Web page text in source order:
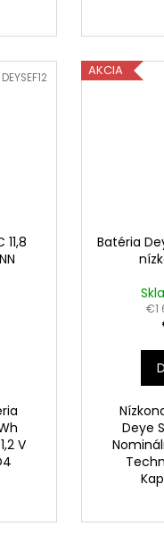
V
DEYSEF12 AKCIA
Batéria
€1
Deye